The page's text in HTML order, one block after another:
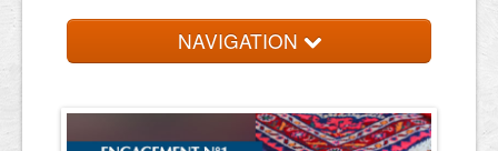
NAVIGATION
Trouver une entreprise